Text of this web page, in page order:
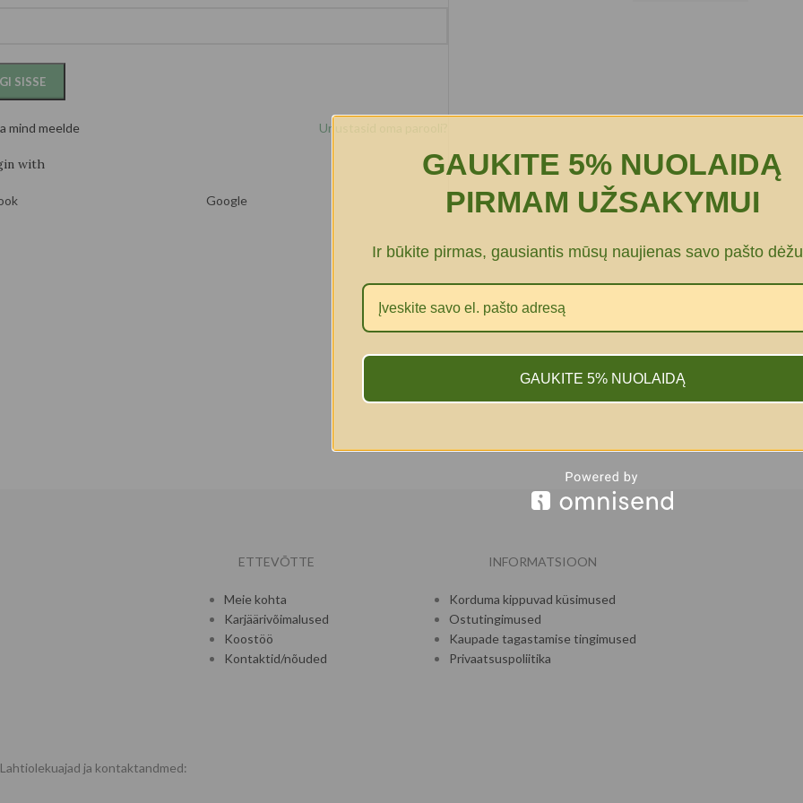
SISSE
Unustasid oma parooli?
mind meelde
with
Google
Lahtiolekuajad ja kontaktandmed:
ETTEVÕTTE
Meie kohta
Karjäärivõimalused
Koostöö
Kontaktid/nõuded
INFORMATSIOON
Korduma kippuvad küsimused
Ostutingimused
Kaupade tagastamise tingimused
Privaatsuspoliitika
GAUKITE 5% NUOLAIDĄ
PIRMAM UŽSAKYMUI
Ir būkite pirmas, gausiantis mūsų naujienas savo pašto
GAUKITE 5% NUOLAIDĄ